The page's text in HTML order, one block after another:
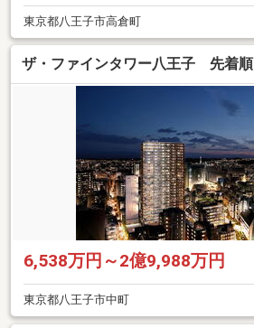
東京都八王子市高倉町
ザ・ファインタワー八王子 先着順
6,538万円～2億9,988万円
東京都八王子市中町